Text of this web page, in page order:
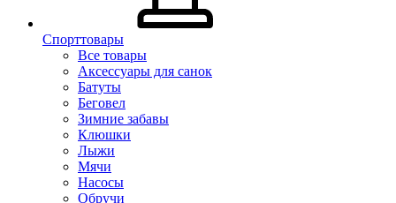
Спорттовары
Все товары
Аксессуары для санок
Батуты
Беговел
Зимние забавы
Клюшки
Лыжи
Мячи
Насосы
Обручи